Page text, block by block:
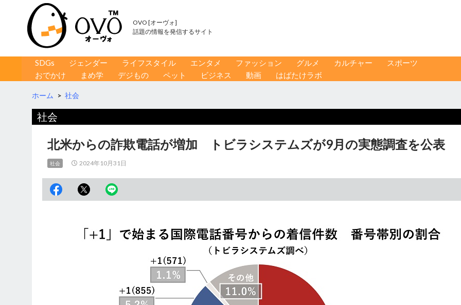
OVO [オーヴォ]
話題の情報を発信するサイト
コンテンツへ移動
SDGs ジェンダー ライフスタイル エンタメ ファッション グルメ カルチャー
スポーツ
おでかけ
まめ学 デジもの ペット ビジネス 動画 はばたけラボ
ホーム > 社会
社会
北米からの詐欺電話が増加 トビラシステムズが9月の実態調査を公表
社会 2024年10月31日